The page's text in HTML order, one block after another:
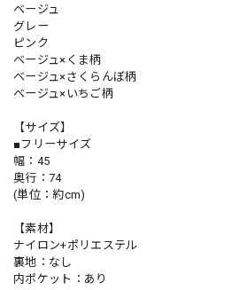
ベージュ
グレー
ピンク
ベージュ×くま柄
ベージュ×さくらんぼ柄
ベージュ×いちご柄
【サイズ】
■フリーサイズ
幅：45
奥行：74
(単位：約cm)
【素材】
ナイロン+ポリエステル
裏地：なし
内ポケット：あり